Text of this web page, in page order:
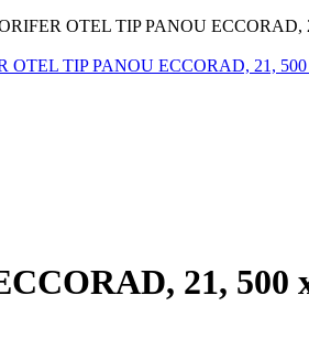
OTEL TIP PANOU ECCORAD,
OTEL TIP PANOU ECCORAD, 21, 500
21, 500